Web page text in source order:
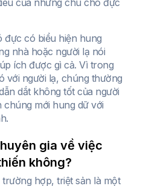
của những chú chó đực
đực có biểu hiện hung
nhà hoặc người lạ nói
ích được gì cả. Vì trong
với người lạ, chúng thường
dắt không tốt của người
chúng mới hung dữ với
gia về việc
không?
hợp, triệt sản là một